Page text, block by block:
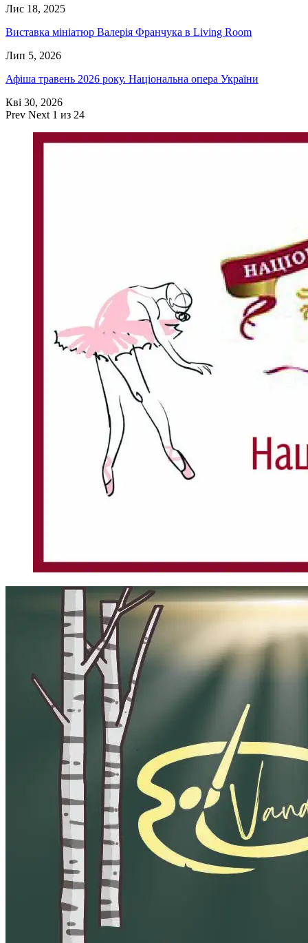
Лис 18, 2025
Виставка мініатюр Валерія Франчука в Living Room
Лип 5, 2026
Афіша травень 2026 року. Національна опера України
Кві 30, 2026
Prev Next 1 из 24